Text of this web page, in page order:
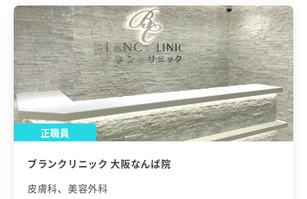
正職員
ブランクリニック 大阪なんば院
皮膚科、美容外科